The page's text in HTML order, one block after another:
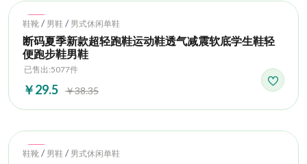
Hot
鞋靴 / 男鞋 / 男式休闲单鞋
断码夏季新款超轻跑鞋运动鞋透气减震软底学生鞋轻
便跑步鞋男鞋
已售出:5077件
￥29.5 ￥38.35
Hot
鞋靴 / 男鞋 / 男式休闲单鞋